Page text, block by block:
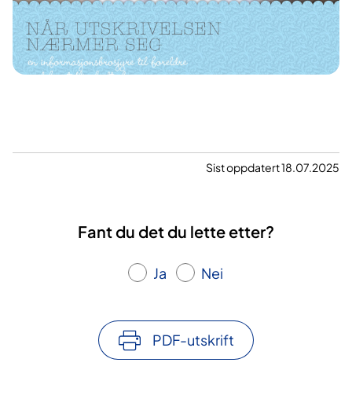
Sist oppdatert 18.07.2025
Fant du det du lette etter?
Ja Nei
PDF-utskrift